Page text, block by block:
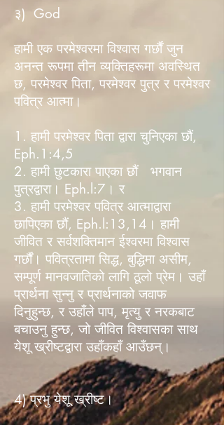
३) God
हामी एक परमेश्वरमा विश्वास गर्छौं जुन
अनन्त रूपमा तीन व्यक्तिहरूमा अवस्थित
छ, परमेश्वर पिता, परमेश्वर पुत्र र परमेश्वर
पवित्र आत्मा।
1. हामी परमेश्वर पिता द्वारा चुनिएका छौं,
Eph.1:4,5
2. हामी छुटकारा पाएका छौं भगवान
पुत्रद्वारा। Eph.l:7। र
3. हामी परमेश्वर पवित्र आत्माद्वारा
छापिएका छौं, Eph.l:13,14। हामी
जीवित र सर्वशक्तिमान ईश्वरमा विश्वास
गर्छौं। पवित्रतामा सिद्ध, बुद्धिमा असीम,
सम्पूर्ण मानवजातिको लागि ठूलो प्रेम। उहाँ
प्रार्थना सुन्नु र प्रार्थनाको जवाफ
दिनुहुन्छ, र उहाँले पाप, मृत्यु र नरकबाट
बचाउनु हुन्छ, जो जीवित विश्वासका साथ
येशू ख्रीष्टद्वारा उहाँकहाँ आउँछन्।
4) प्रभु येशू ख्रीष्ट।